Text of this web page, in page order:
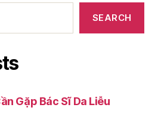
SEARCH
Gặp Bác Sĩ Da Liễu